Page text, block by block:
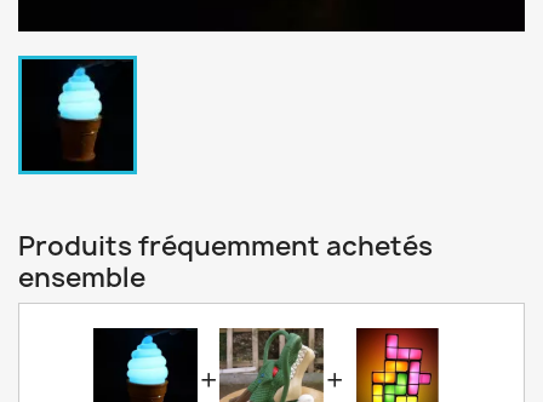
Produits fréquemment achetés
ensemble
+ +